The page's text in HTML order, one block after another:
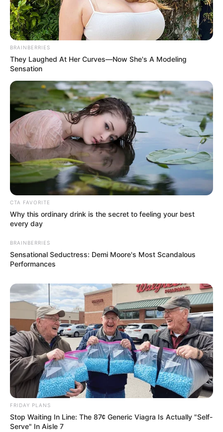
BRAINBERRIES
They Laughed At Her Curves—Now She's A Modeling
Sensation
CTA FAVORITE
Why this ordinary drink is the secret to feeling your best
every day
BRAINBERRIES
Sensational Seductress: Demi Moore's Most Scandalous
Performances
FRIDAY PLANS
Stop Waiting In Line: The 87¢ Generic Viagra Is Actually "Self-
Serve" In Aisle 7